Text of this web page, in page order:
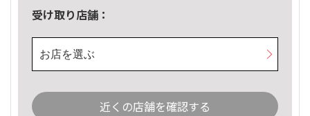
受け取り店舗：
お店を選ぶ
近くの店舗を確認する